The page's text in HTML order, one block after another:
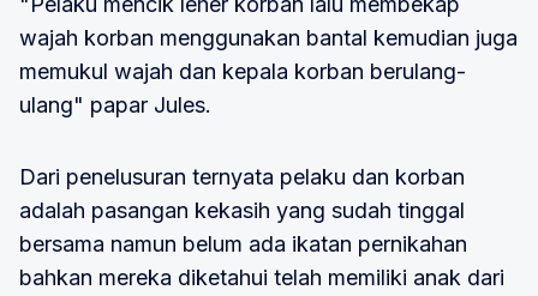
wajah korban menggunakan bantal kemudian juga
memukul wajah dan kepala korban berulang-
ulang" papar Jules.
Dari penelusuran ternyata pelaku dan korban
adalah pasangan kekasih yang sudah tinggal
bersama namun belum ada ikatan pernikahan
bahkan mereka diketahui telah memiliki anak dari